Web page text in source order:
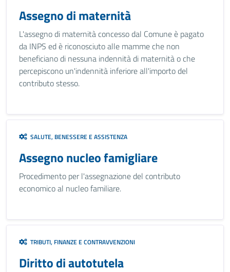
Assegno di maternità
L'assegno di maternità concesso dal Comune è pagato
da INPS ed è riconosciuto alle mamme che non
beneficiano di nessuna indennità di maternità o che
percepiscono un'indennità inferiore all'importo del
contributo stesso.
SALUTE, BENESSERE E ASSISTENZA
Assegno nucleo famigliare
Procedimento per l'assegnazione del contributo
economico al nucleo familiare.
TRIBUTI, FINANZE E CONTRAVVENZIONI
Diritto di autotutela